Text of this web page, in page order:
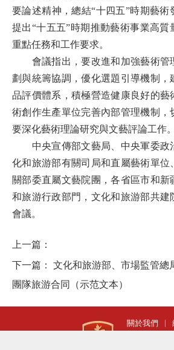
要論述精神，總結“十四五”時期藝術
提出“十五五”時期推動藝術事業高質
重點任務和工作要求。
會議指出，要改進和加強藝術管
劃與統籌協調，優化選題引導機制，
品評價體系，積極營造健康良好的藝
術創作生產單位完善內部管理機制，
要深化藝術理論研究與文藝評論工作。
中央宣傳部文藝局、中央軍委政
化和旅游部有關司局和直屬藝術單位
關部委直屬文藝院團，各省區市和新
和旅游行政部門，文化和旅游部共建
會議。
上一篇：
下一篇： 文化和旅游部、市場監管總
團隊旅游合同（示范文本）